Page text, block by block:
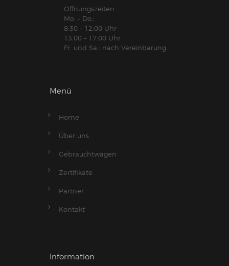
Öffnungszeiten:
Mo. – Do.:
8:30 – 12:00 Uhr
13:00 – 17:00 Uhr
Fr. und Sa.: nach Vereinbarung
Menü
Home
Über uns
Gebrauchtwagen
Zertifikate
Partner
Kontakt
Information